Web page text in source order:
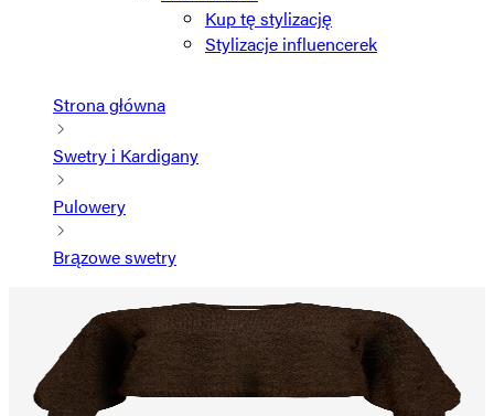
Kup tę stylizację
Stylizacje influencerek
Strona główna
Swetry i Kardigany
Pulowery
Brązowe swetry